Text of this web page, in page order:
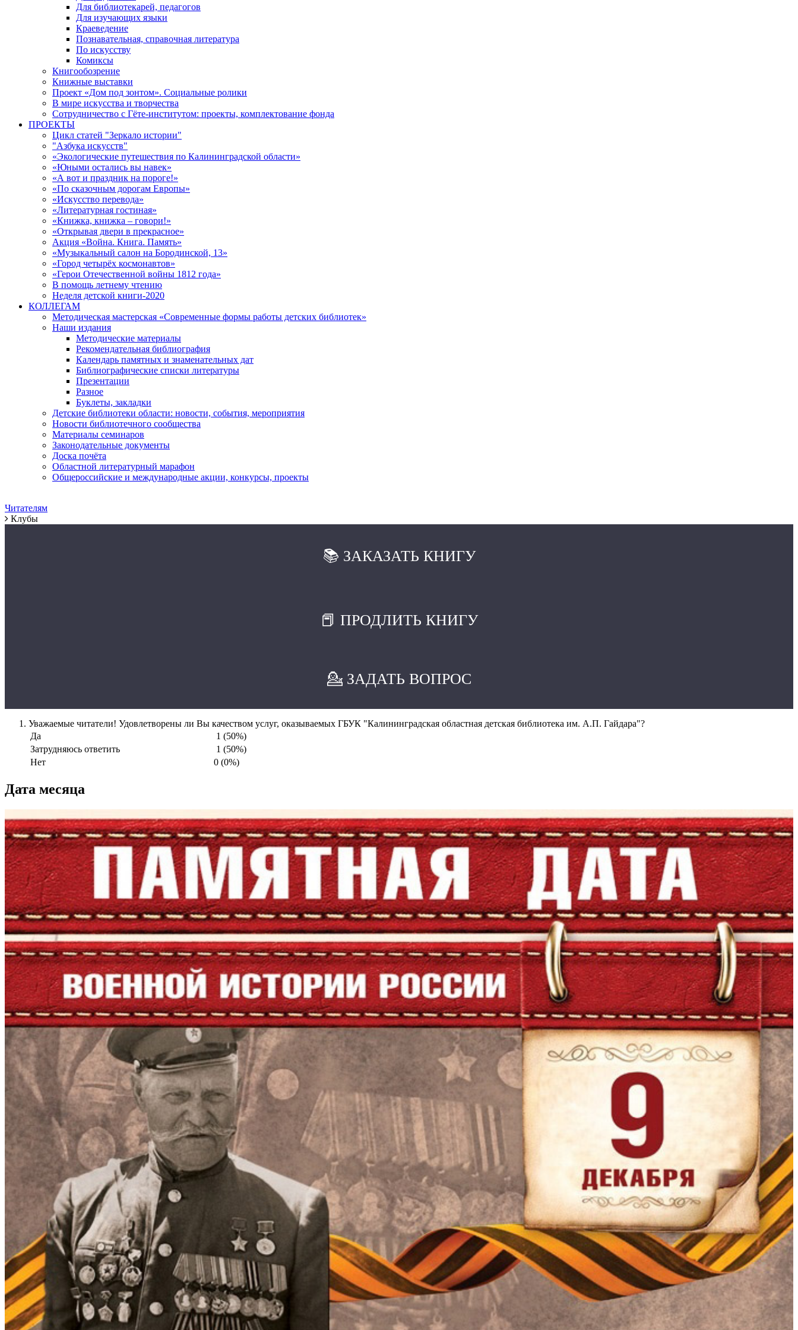
Для библиотекарей, педагогов
Для изучающих языки
Краеведение
Познавательная, справочная литература
По искусству
Комиксы
Книгообозрение
Книжные выставки
Проект «Дом под зонтом». Социальные ролики
В мире искусства и творчества
Сотрудничество с Гёте-институтом: проекты, комплектование фонда
ПРОЕКТЫ
Цикл статей "Зеркало истории"
"Азбука искусств"
«Экологические путешествия по Калининградской области»
«Юными остались вы навек»
«А вот и праздник на пороге!»
«По сказочным дорогам Европы»
«Искусство перевода»
«Литературная гостиная»
«Книжка, книжка – говори!»
«Открывая двери в прекрасное»
Акция «Война. Книга. Память»
«Музыкальный салон на Бородинской, 13»
«Город четырёх космонавтов»
«Герои Отечественной войны 1812 года»
В помощь летнему чтению
Неделя детской книги-2020
КОЛЛЕГАМ
Методическая мастерская «Современные формы работы детских библиотек»
Наши издания
Методические материалы
Рекомендательная библиография
Календарь памятных и знаменательных дат
Библиографические списки литературы
Презентации
Разное
Буклеты, закладки
Детские библиотеки области: новости, события, мероприятия
Новости библиотечного сообщества
Материалы семинаров
Законодательные документы
Доска почёта
Областной литературный марафон
Общероссийские и международные акции, конкурсы, проекты
Читателям
Клубы
📚 ЗАКАЗАТЬ КНИГУ
📕 ПРОДЛИТЬ КНИГУ
💁 ЗАДАТЬ ВОПРОС
Уважаемые читатели! Удовлетворены ли Вы качеством услуг, оказываемых ГБУК "Калининградская областная детская библиотека им. А.П. Гайдара"?
Да
1 (50%)
Затрудняюсь ответить
1 (50%)
Нет
0 (0%)
Дата месяца